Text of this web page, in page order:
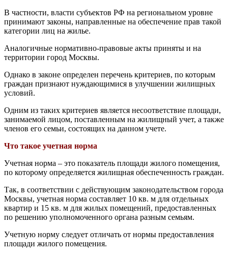
В частности, власти субъектов РФ на региональном уровне
принимают законы, направленные на обеспечение прав такой
категории лиц на жилье.
Аналогичные нормативно-правовые акты приняты и на
территории город Москвы.
Однако в законе определен перечень критериев, по которым
граждан признают нуждающимися в улучшении жилищных
условий.
Одним из таких критериев является несоответствие площади,
занимаемой лицом, поставленным на жилищный учет, а также
членов его семьи, состоящих на данном учете.
Что такое учетная норма
Учетная норма – это показатель площади жилого помещения,
по которому определяется жилищная обеспеченность граждан.
Так, в соответствии с действующим законодательством города
Москвы, учетная норма составляет 10 кв. м для отдельных
квартир и 15 кв. м для жилых помещений, предоставленных
по решению уполномоченного органа разным семьям.
Учетную норму следует отличать от нормы предоставления
площади жилого помещения.